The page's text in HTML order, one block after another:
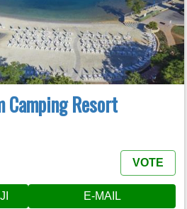
Camping Resort
VOTE
E-MAIL